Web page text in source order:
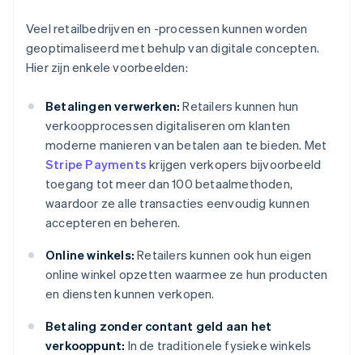
Veel retailbedrijven en -processen kunnen worden
geoptimaliseerd met behulp van digitale concepten.
Hier zijn enkele voorbeelden:
Betalingen verwerken: Retailers kunnen hun
verkoopprocessen digitaliseren om klanten
moderne manieren van betalen aan te bieden. Met
Stripe Payments krijgen verkopers bijvoorbeeld
toegang tot meer dan 100 betaalmethoden,
waardoor ze alle transacties eenvoudig kunnen
accepteren en beheren.
Online winkels: Retailers kunnen ook hun eigen
online winkel opzetten waarmee ze hun producten
en diensten kunnen verkopen.
Betaling zonder contant geld aan het
verkooppunt: In de traditionele fysieke winkels